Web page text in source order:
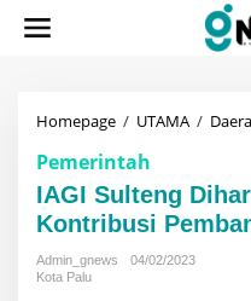
Homepage / UTAMA /
Pemerintah
IAGI Sulteng
Kontribusi
Admin_gnews
04/02/2023
Kota Palu